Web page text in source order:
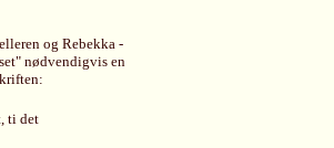
og Rebekka -
nødvendigvis en
ti det